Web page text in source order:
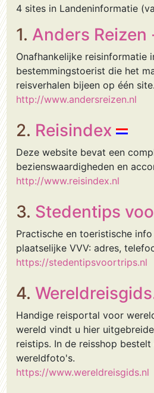
4 sites in Landeninformatie
1. Anders
Onafhankelijke reisinformatie
bestemmingstoerist die het
reisverhalen bijeen op één site.
http://www.andersreizen.nl
2. Reisindex
Deze website bevat een
bezienswaardigheden en
http://www.reisindex.nl
3. Stedentips
Practische en toeristische
plaatselijke VVV: adres,
https://stedentipsvoortrips.nl
4.
Handige reisportal voor
wereld vindt u hier
reistips. In de reisshop
wereldfoto's.
https://www.wereldreisgids.nl